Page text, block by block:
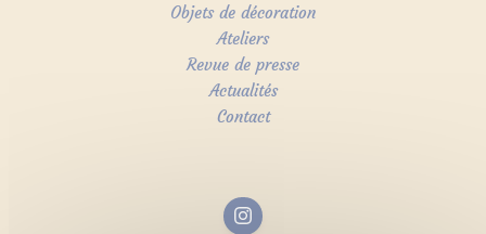
Objets de décoration
Ateliers
Revue de presse
Actualités
Contact